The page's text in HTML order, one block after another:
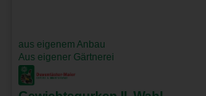
aus eigenem Anbau
Aus eigener Gärtnerei